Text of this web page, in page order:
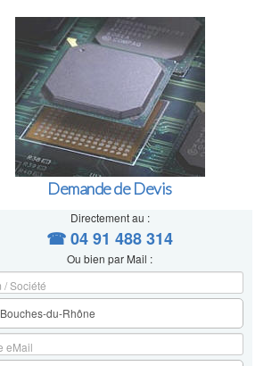
Demande de Devis
Directement au :
☎ 04 91 488 314
Ou bien par Mail :